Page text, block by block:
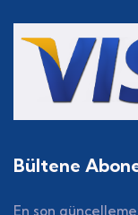
Bültene
En son